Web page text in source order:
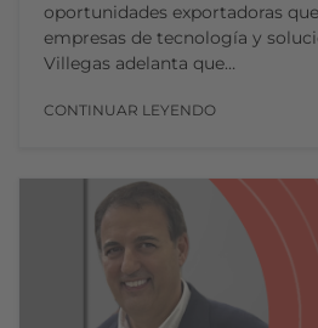
oportunidades exportadoras
empresas de tecnología y
Villegas adelanta que…
CONTINUAR LEYENDO